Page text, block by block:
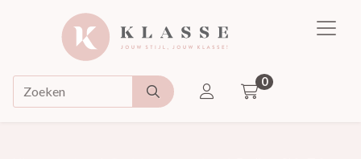
Klasse
Doorzoek de webshop
ACCOUNT
0